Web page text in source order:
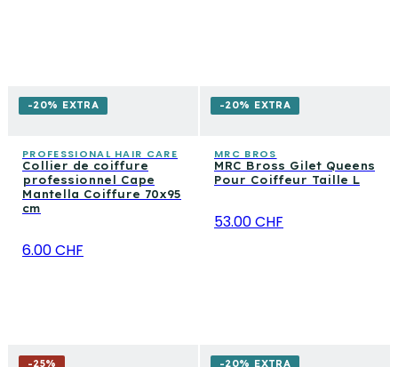
-20% EXTRA
PROFESSIONAL HAIR CARE
Collier de coiffure
professionnel Cape
Mantella Coiffure 70x95
cm
6.00 CHF
-20% EXTRA
MRC BROS
MRC Bross Gilet Queens
Pour Coiffeur Taille L
53.00 CHF
-25% -20% EXTRA